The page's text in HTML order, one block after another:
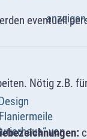
eventuell
Nötig z.B.
anzeigen
von